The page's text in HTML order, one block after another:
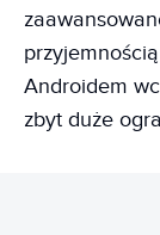
Androidem
zbyt duże